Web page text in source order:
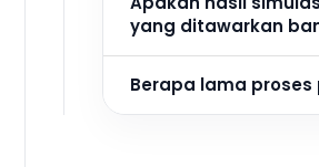
yang ditawarkan
Berapa lama proses